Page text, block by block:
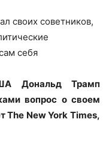
своих советников,
себя
Дональд Трамп
вопрос о своем
The New York Times,